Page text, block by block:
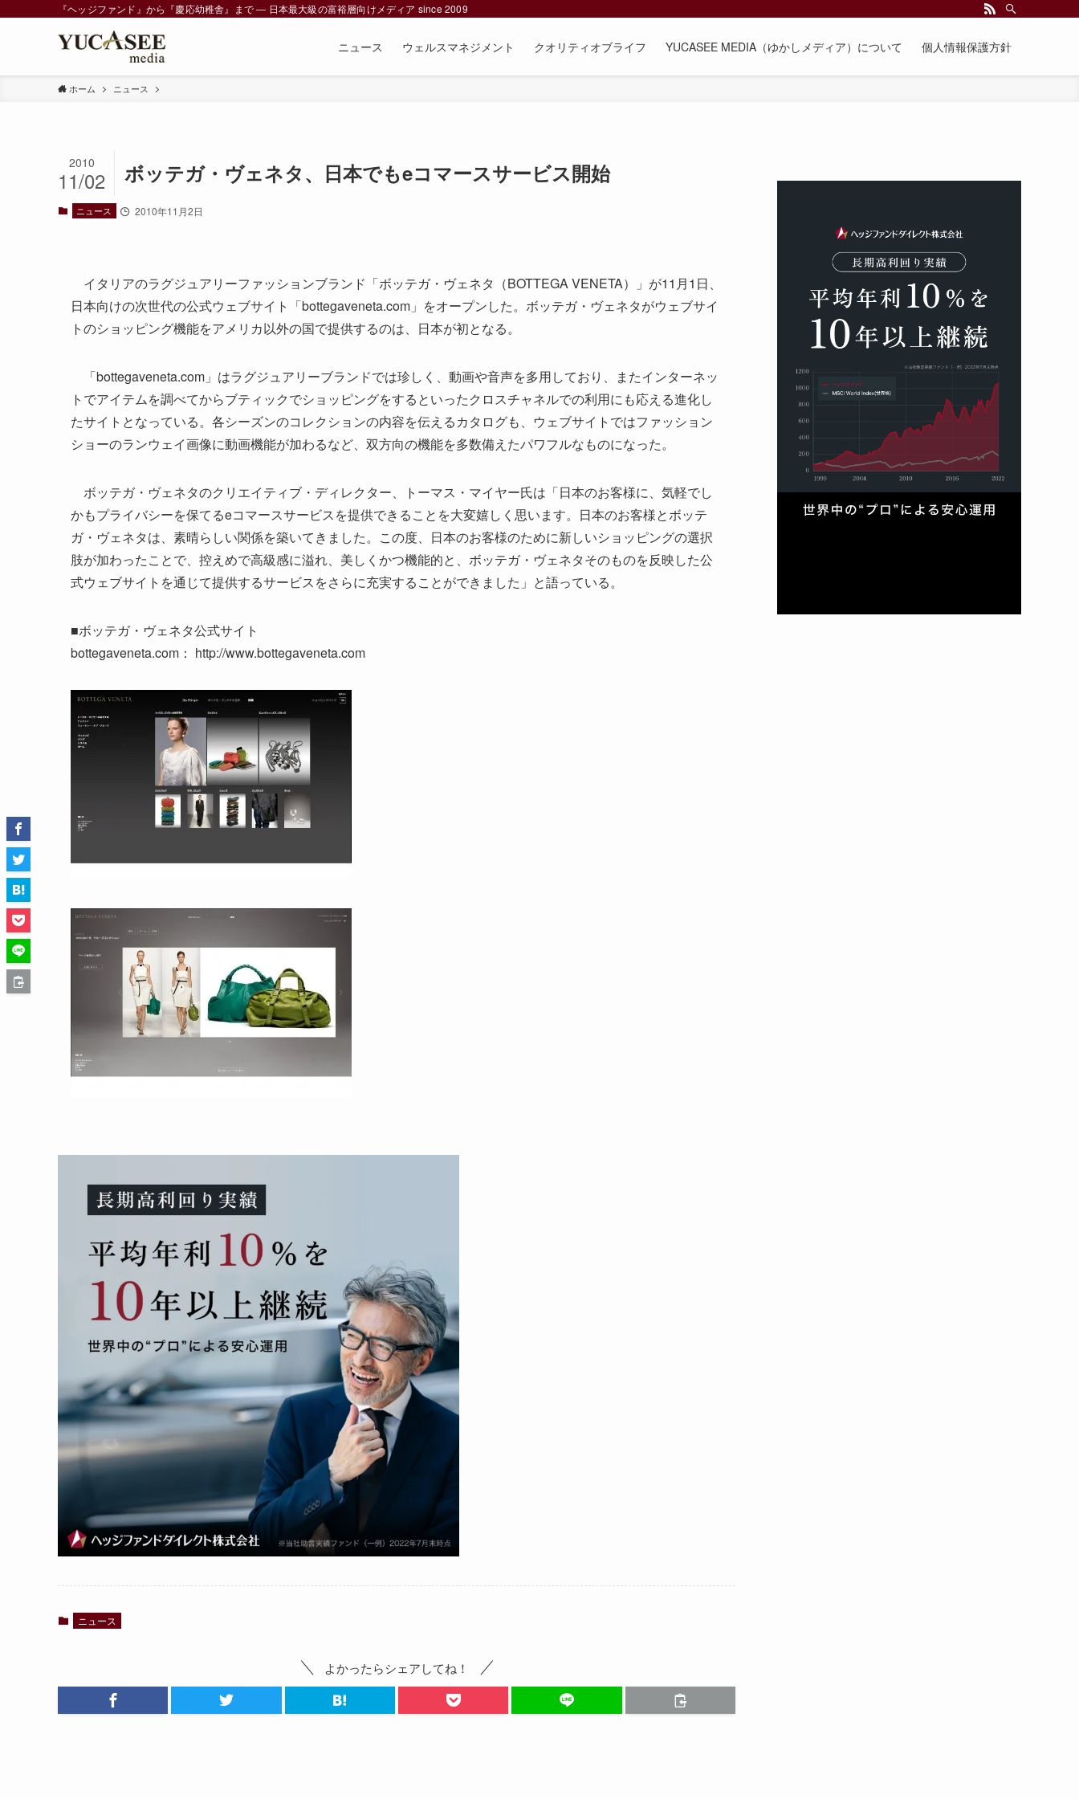
『ヘッジファンド』から『慶応幼稚舎』まで ― 日本最大級の富裕層向けメディア since 2009
ニュース ウェルスマネジメント クオリティオブライフ YUCASEE MEDIA（ゆかしメディア）について 個人情報保護方針
ホーム ニュース
ボッテガ・ヴェネタ、日本でもeコマースサービス開始
2010
11/02
ニュース 2010年11月2日
イタリアのラグジュアリーファッションブランド「ボッテガ・ヴェネタ（BOTTEGA VENETA）」が11月1日、
日本向けの次世代の公式ウェブサイト「bottegaveneta.com」をオープンした。ボッテガ・ヴェネタがウェブサイ
トのショッピング機能をアメリカ以外の国で提供するのは、日本が初となる。
「bottegaveneta.com」はラグジュアリーブランドでは珍しく、動画や音声を多用しており、またインターネッ
トでアイテムを調べてからブティックでショッピングをするといったクロスチャネルでの利用にも応える進化し
たサイトとなっている。各シーズンのコレクションの内容を伝えるカタログも、ウェブサイトではファッション
ショーのランウェイ画像に動画機能が加わるなど、双方向の機能を多数備えたパワフルなものになった。
ボッテガ・ヴェネタのクリエイティブ・ディレクター、トーマス・マイヤー氏は「日本のお客様に、気軽でし
かもプライバシーを保てるeコマースサービスを提供できることを大変嬉しく思います。日本のお客様とボッテ
ガ・ヴェネタは、素晴らしい関係を築いてきました。この度、日本のお客様のために新しいショッピングの選択
肢が加わったことで、控えめで高級感に溢れ、美しくかつ機能的と、ボッテガ・ヴェネタそのものを反映した公
式ウェブサイトを通じて提供するサービスをさらに充実することができました」と語っている。
■ボッテガ・ヴェネタ公式サイト
bottegaveneta.com： http://www.bottegaveneta.com
ニュース
よかったらシェアしてね！